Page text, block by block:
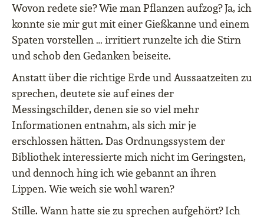
Wovon redete sie? Wie man Pflanzen aufzog? Ja, ich
konnte sie mir gut mit einer Gießkanne und einem
Spaten vorstellen … irritiert runzelte ich die Stirn
und schob den Gedanken beiseite.
Anstatt über die richtige Erde und Aussaatzeiten zu
sprechen, deutete sie auf eines der
Messingschilder, denen sie so viel mehr
Informationen entnahm, als sich mir je
erschlossen hätten. Das Ordnungssystem der
Bibliothek interessierte mich nicht im Geringsten,
und dennoch hing ich wie gebannt an ihren
Lippen. Wie weich sie wohl waren?
Stille. Wann hatte sie zu sprechen aufgehört? Ich